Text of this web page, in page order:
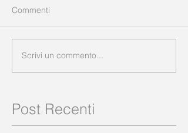
Commenti
Scrivi un commento...
Post Recenti